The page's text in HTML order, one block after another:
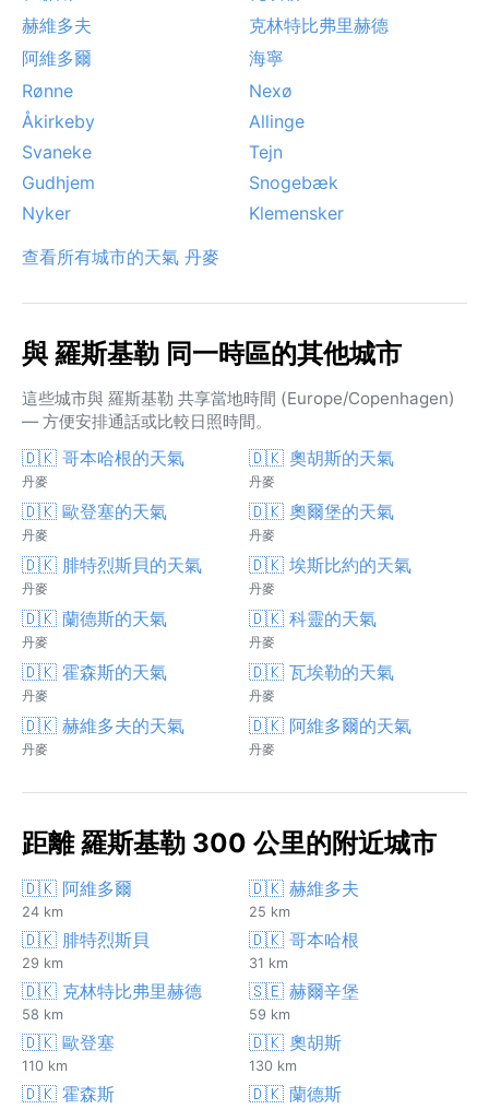
赫維多夫
克林特比弗里赫德
阿維多爾
海寧
Rønne
Nexø
Åkirkeby
Allinge
Svaneke
Tejn
Gudhjem
Snogebæk
Nyker
Klemensker
查看所有城市的天氣 丹麥
與 羅斯基勒 同一時區的其他城市
這些城市與 羅斯基勒 共享當地時間 (Europe/Copenhagen)
— 方便安排通話或比較日照時間。
🇩🇰 哥本哈根的天氣
丹麥
🇩🇰 奧胡斯的天氣
丹麥
🇩🇰 歐登塞的天氣
丹麥
🇩🇰 奧爾堡的天氣
丹麥
🇩🇰 腓特烈斯貝的天氣
丹麥
🇩🇰 埃斯比約的天氣
丹麥
🇩🇰 蘭德斯的天氣
丹麥
🇩🇰 科靈的天氣
丹麥
🇩🇰 霍森斯的天氣
丹麥
🇩🇰 瓦埃勒的天氣
丹麥
🇩🇰 赫維多夫的天氣
丹麥
🇩🇰 阿維多爾的天氣
丹麥
距離 羅斯基勒 300 公里的附近城市
🇩🇰 阿維多爾
24 km
🇩🇰 赫維多夫
25 km
🇩🇰 腓特烈斯貝
29 km
🇩🇰 哥本哈根
31 km
🇩🇰 克林特比弗里赫德
58 km
🇸🇪 赫爾辛堡
59 km
🇩🇰 歐登塞
110 km
🇩🇰 奧胡斯
130 km
🇩🇰 霍森斯 🇩🇰 蘭德斯